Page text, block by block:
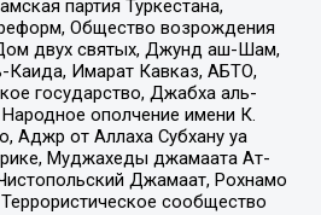
партия Туркестана,
Общество возрождения
двух святых, Джунд аш-Шам,
Имарат Кавказ, АБТО,
государство, Джабха аль-
ополчение имени К.
Аджр от Аллаха Субхану уа
Муджахеды джамаата Ат-
Джамаат, Рохнамо
сообщество